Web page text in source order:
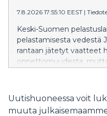
7.8.2026 17:55:10 EEST |
Keski-Suomen
pelastamisesta vedestä
rantaan jätetyt vaatteet
onnettomuudesta,
Uutishuoneessa voit
muuta